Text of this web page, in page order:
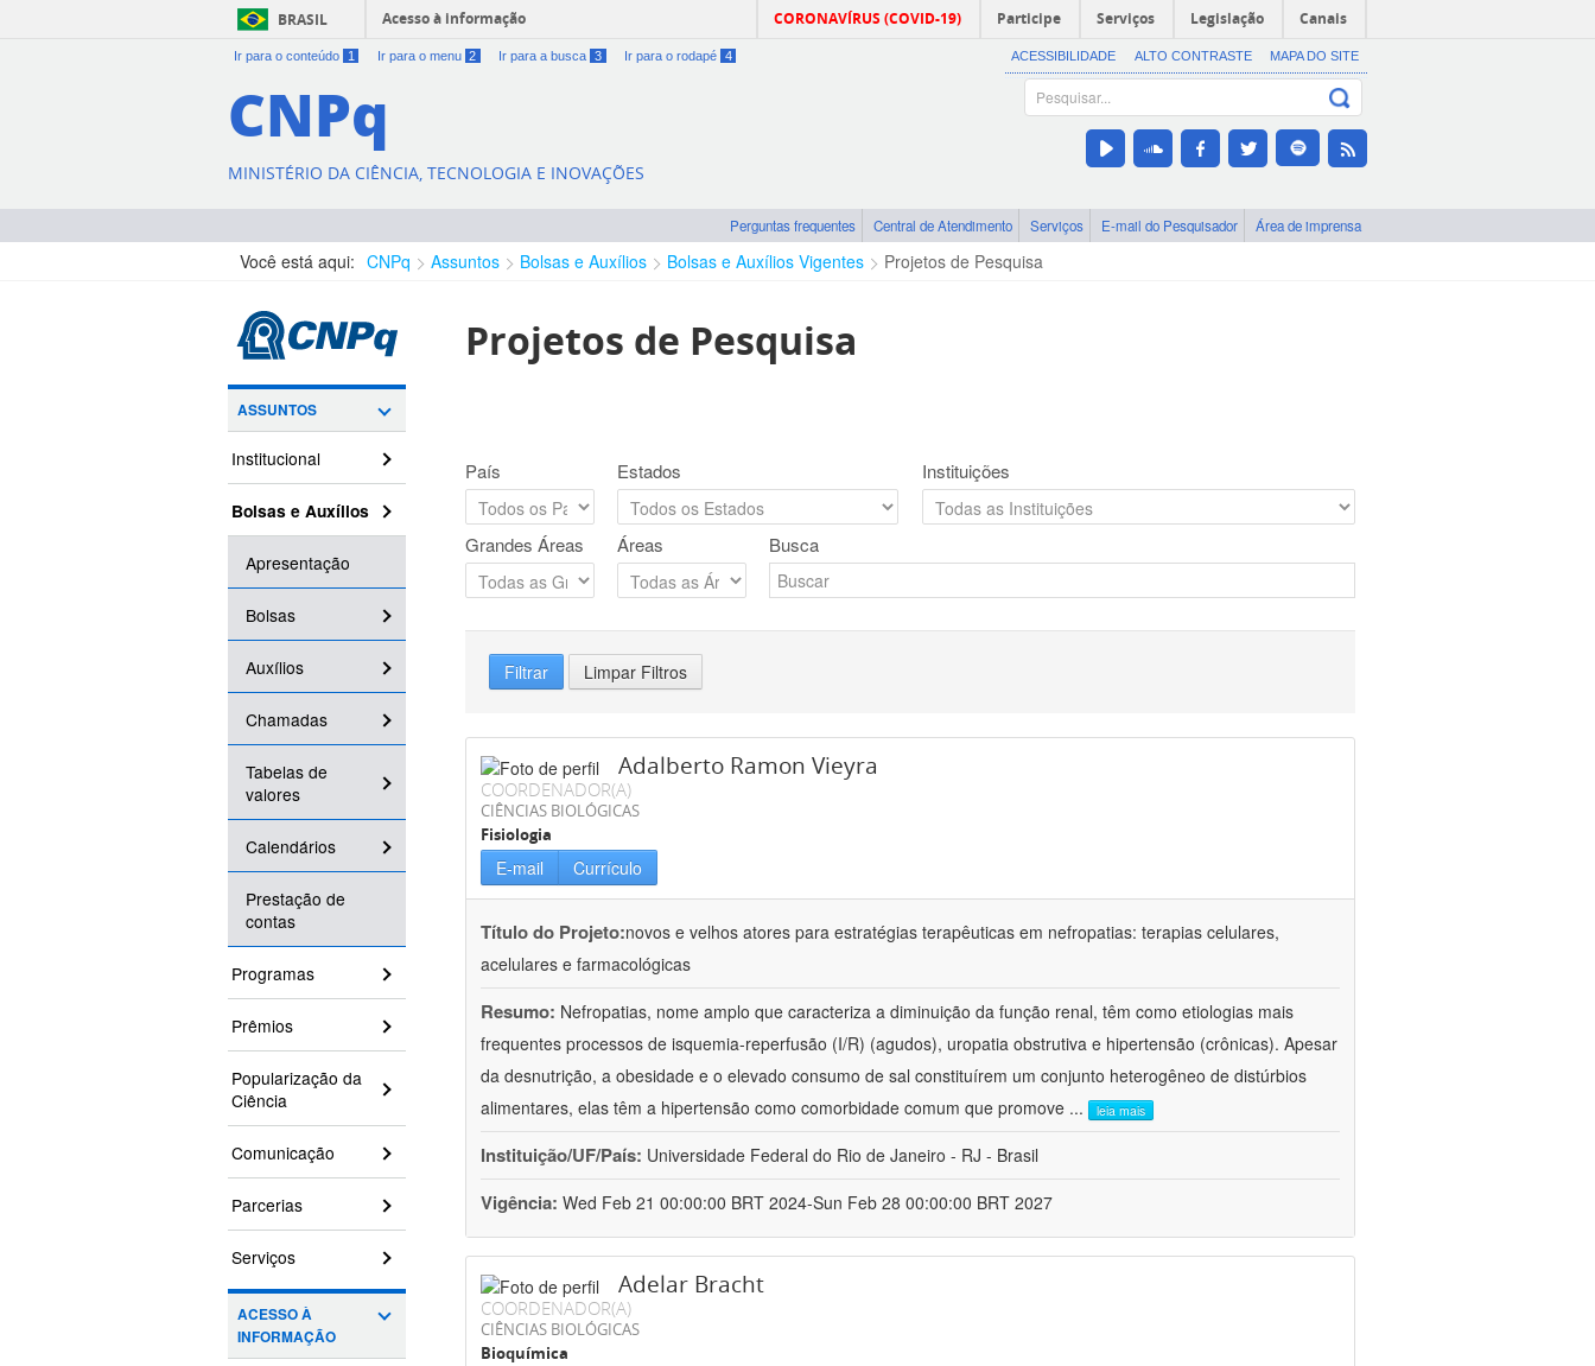
BRASIL Acesso à informação CORONAVÍRUS (COVID-19) Participe Serviços Legislação Canais
Ir para o conteúdo 1 Ir para o menu 2 Ir para a busca 3 Ir para o rodapé 4 ACESSIBILIDADE ALTO CONTRASTE MAPA DO SITE
CNPq
MINISTÉRIO DA CIÊNCIA, TECNOLOGIA E INOVAÇÕES
Perguntas frequentes Central de Atendimento Serviços E-mail do Pesquisador Área de imprensa
Você está aqui: CNPq Assuntos Bolsas e Auxílios Bolsas e Auxílios Vigentes Projetos de Pesquisa
ASSUNTOS
Institucional
Bolsas e Auxílios
Apresentação
Bolsas
Auxílios
Chamadas
Tabelas de
valores
Calendários
Prestação de
contas
Programas
Prêmios
Popularização da
Ciência
Comunicação
Parcerias
Serviços
ACESSO À
INFORMAÇÃO
Projetos de Pesquisa
País Estados Instituições
Grandes Áreas Áreas Busca
Filtrar Limpar Filtros
Adalberto Ramon Vieyra
COORDENADOR(A)
CIÊNCIAS BIOLÓGICAS
Fisiologia
E-mail Currículo
Título do Projeto:novos e velhos atores para estratégias terapêuticas em nefropatias: terapias celulares,
acelulares e farmacológicas
Resumo: Nefropatias, nome amplo que caracteriza a diminuição da função renal, têm como etiologias mais
frequentes processos de isquemia-reperfusão (I/R) (agudos), uropatia obstrutiva e hipertensão (crônicas). Apesar
da desnutrição, a obesidade e o elevado consumo de sal constituírem um conjunto heterogêneo de distúrbios
alimentares, elas têm a hipertensão como comorbidade comum que promove ... leia mais
Instituição/UF/País: Universidade Federal do Rio de Janeiro - RJ - Brasil
Vigência: Wed Feb 21 00:00:00 BRT 2024-Sun Feb 28 00:00:00 BRT 2027
Adelar Bracht
COORDENADOR(A)
CIÊNCIAS BIOLÓGICAS
Bioquímica